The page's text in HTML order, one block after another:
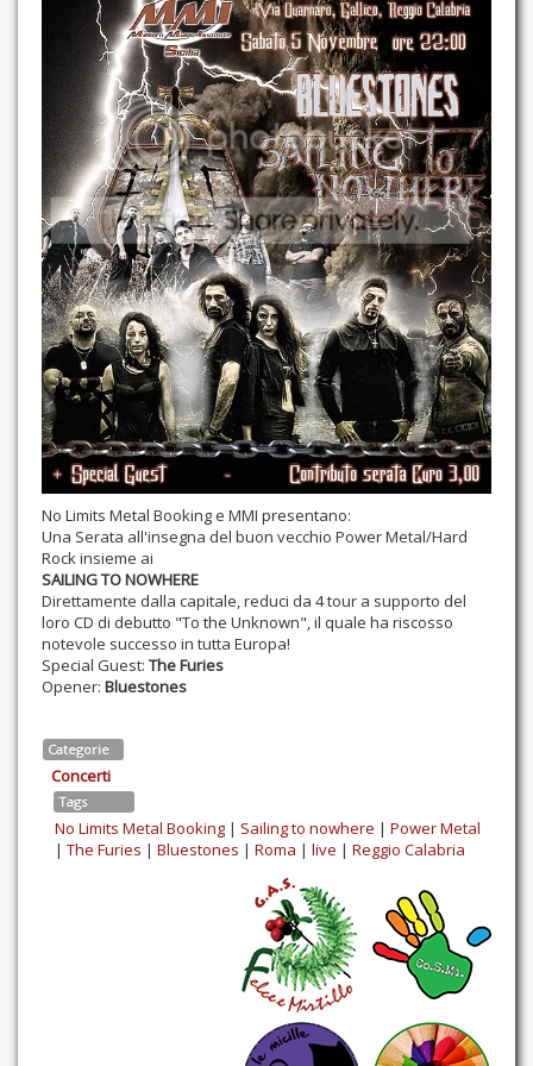
Contatti
No Limits Metal Booking e MMI presentano:
Una Serata all'insegna del buon vecchio Power Metal/Hard
Rock insieme ai
SAILING TO NOWHERE
Direttamente dalla capitale, reduci da 4 tour a supporto del
loro CD di debutto "To the Unknown", il quale ha riscosso
notevole successo in tutta Europa!
Special Guest: The Furies
Opener: Bluestones
Categorie
Concerti
Tags
No Limits Metal Booking | Sailing to nowhere | Power Metal
| The Furies | Bluestones | Roma | live | Reggio Calabria